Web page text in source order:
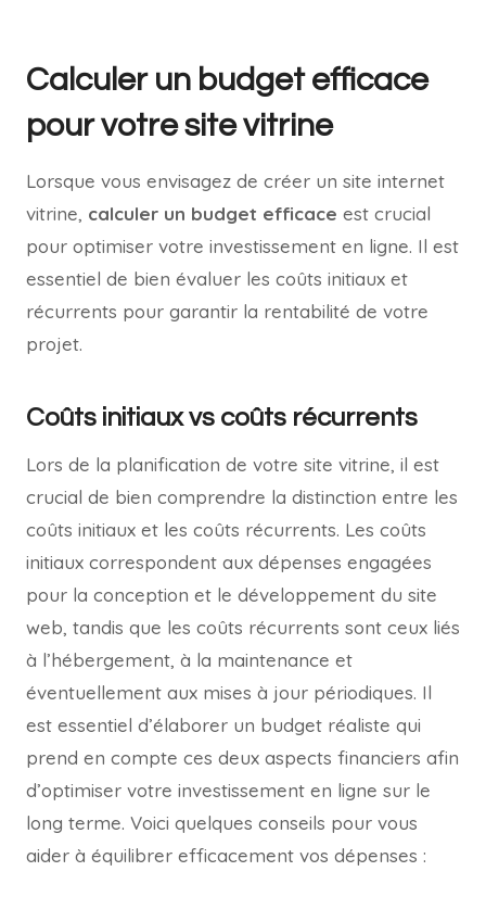
Calculer un budget efficace
pour votre site vitrine
Lorsque vous envisagez de créer un site internet
vitrine, calculer un budget efficace est crucial
pour optimiser votre investissement en ligne. Il est
essentiel de bien évaluer les coûts initiaux et
récurrents pour garantir la rentabilité de votre
projet.
Coûts initiaux vs coûts récurrents
Lors de la planification de votre site vitrine, il est
crucial de bien comprendre la distinction entre les
coûts initiaux et les coûts récurrents. Les coûts
initiaux correspondent aux dépenses engagées
pour la conception et le développement du site
web, tandis que les coûts récurrents sont ceux liés
à l’hébergement, à la maintenance et
éventuellement aux mises à jour périodiques. Il
est essentiel d’élaborer un budget réaliste qui
prend en compte ces deux aspects financiers afin
d’optimiser votre investissement en ligne sur le
long terme. Voici quelques conseils pour vous
aider à équilibrer efficacement vos dépenses :